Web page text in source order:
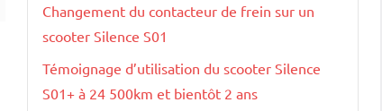
Changement du contacteur de frein sur un
scooter Silence S01
Témoignage d’utilisation du scooter Silence
S01+ à 24 500km et bientôt 2 ans